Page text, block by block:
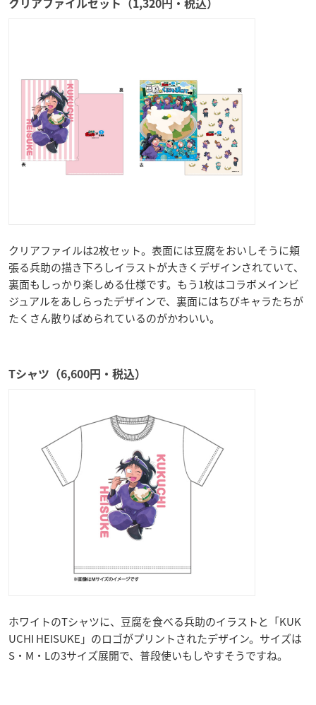
クリアファイルセット（1,320円・税込）
クリアファイルは2枚セット。表面には豆腐をおいしそうに頬
張る兵助の描き下ろしイラストが大きくデザインされていて、
裏面もしっかり楽しめる仕様です。もう1枚はコラボメインビ
ジュアルをあしらったデザインで、裏面にはちびキャラたちが
たくさん散りばめられているのがかわいい。
Tシャツ（6,600円・税込）
ホワイトのTシャツに、豆腐を食べる兵助のイラストと「KUK
UCHI HEISUKE」のロゴがプリントされたデザイン。サイズは
S・M・Lの3サイズ展開で、普段使いもしやすそうですね。